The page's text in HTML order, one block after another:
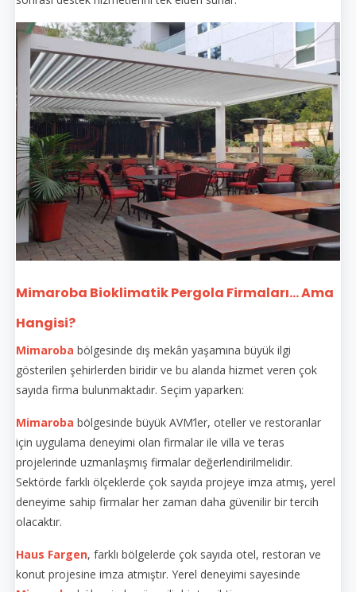
Mimaroba Bioklimatik Pergola Firmaları... Ama
Hangisi?
Mimaroba bölgesinde dış mekân yaşamına büyük ilgi
gösterilen şehirlerden biridir ve bu alanda hizmet veren çok
sayıda firma bulunmaktadır. Seçim yaparken:
Mimaroba bölgesinde büyük AVM’ler, oteller ve restoranlar
için uygulama deneyimi olan firmalar ile villa ve teras
projelerinde uzmanlaşmış firmalar değerlendirilmelidir.
Sektörde farklı ölçeklerde çok sayıda projeye imza atmış, yerel
deneyime sahip firmalar her zaman daha güvenilir bir tercih
olacaktır.
Haus Fargen, farklı bölgelerde çok sayıda otel, restoran ve
konut projesine imza atmıştır. Yerel deneyimi sayesinde